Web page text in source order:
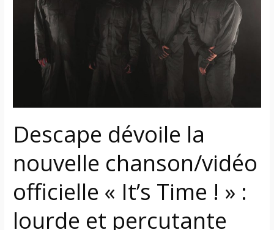
Descape dévoile la
nouvelle chanson/vidéo
officielle « It’s Time ! » :
lourde et percutante
nouvelle
chanson/vidéo
officielle
»
lourde
et
percutante